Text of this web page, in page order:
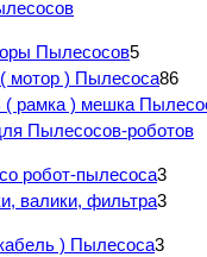
Пылесосов5
мотор ) Пылесоса86
( рамка ) мешка
Пылесосов-роботов
робот-пылесоса3
валики, фильтра3
) Пылесоса3